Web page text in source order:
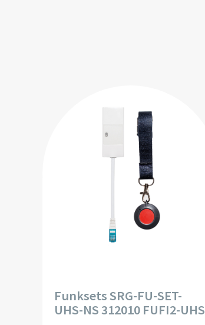
Funksets SRG-FU-SET-
UHS-NS 312010 FUFI2-UHS